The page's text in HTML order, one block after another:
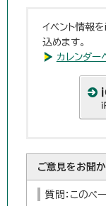
イベント情報
込めます。
カレンダ
ご意見をお聞
質問：このペ